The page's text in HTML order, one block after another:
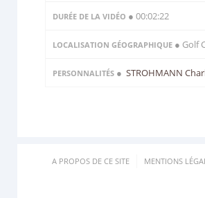
DURÉE DE LA VIDÉO ● 00:02:22
LOCALISATION GÉOGRAPHIQUE ● Golf
PERSONNALITÉS ● STROHMANN
A PROPOS DE CE SITE MENTIONS